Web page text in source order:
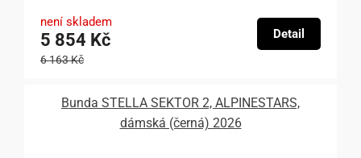
není skladem
5 854 Kč
6 163 Kč
Detail
Bunda STELLA SEKTOR 2, ALPINESTARS,
dámská (černá) 2026